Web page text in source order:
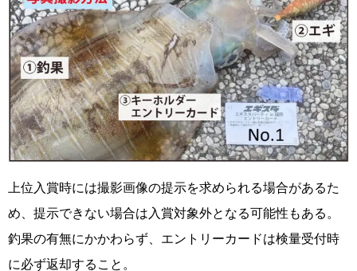
上位入賞時には撮影画像の提示を求められる場合があるた
め、提示できない場合は入賞対象外となる可能性もある。
釣果の有無にかかわらず、エントリーカードは検量受付時
に必ず返却すること。